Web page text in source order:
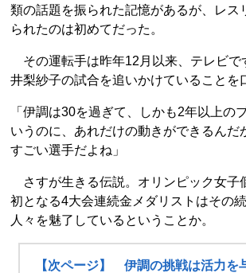
類の話題を振られた記憶があるが、レス
られたのは初めてだった。
その運転手は昨年12月以来、テレビで
井梨紗子の試合を追いかけていることを
「伊調は30を過ぎて、しかも2年以上の
いうのに、あれだけの動きができるんだ
すごい選手だよね」
さすが生きる伝説。オリンピック女子
初となる4大会連続金メダリストはその
人々を魅了しているということか。
【次ページ】 伊調の挑戦は活力を